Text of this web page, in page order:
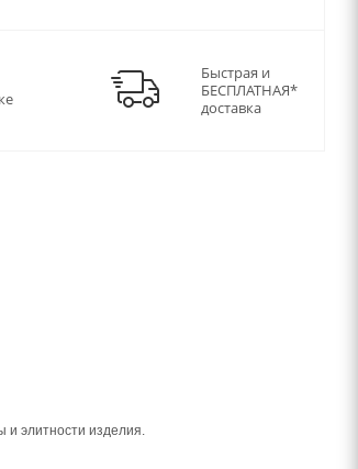
Быстрая и
БЕСПЛАТНАЯ*
доставка
и элитности изделия.